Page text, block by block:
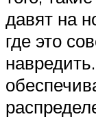
давят на
где это